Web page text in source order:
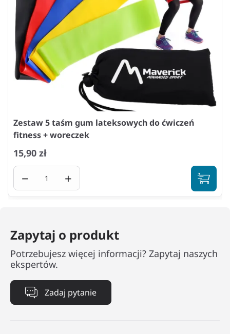
Zestaw 5 taśm gum lateksowych do ćwiczeń
fitness + woreczek
15,90 zł
− +
Zapytaj o produkt
Potrzebujesz więcej informacji? Zapytaj naszych
ekspertów.
Zadaj pytanie